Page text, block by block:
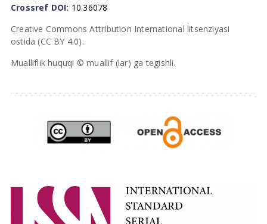
Crossref DOI: 10.36078
Creative Commons Attribution International litsenziyasi
ostida (CC BY 4.0).
Mualliflik huquqi © muallif (lar) ga tegishli.